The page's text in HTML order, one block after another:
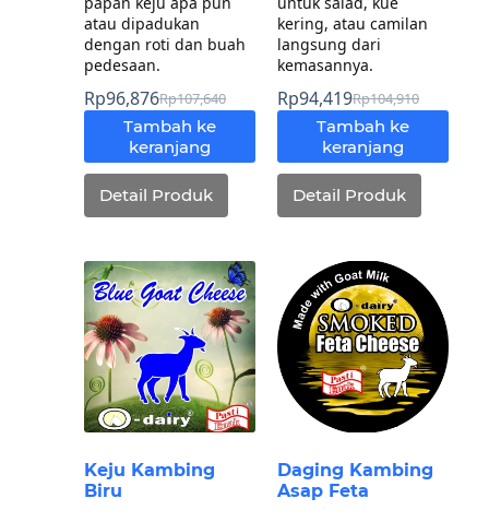
atau dipadukan
dengan roti dan buah
pedesaan.
Rp107,640
Rp96,876
Tambah ke
keranjang
Detail Produk
kering, atau camilan
langsung dari
kemasannya.
Rp104,910
Rp94,419
Tambah ke
keranjang
Detail Produk
Keju Kambing
Biru
Daging Kambing
Asap Feta